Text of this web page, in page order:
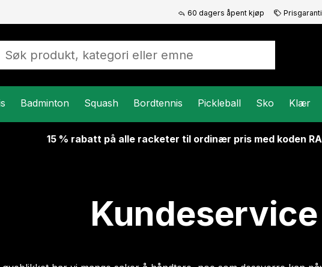
60 dagers åpent kjøp Prisgaranti
Badminton Squash Bordtennis Pickleball Sko Klær
15 % rabatt på alle racketer til ordinær pris med koden
Kundeservice